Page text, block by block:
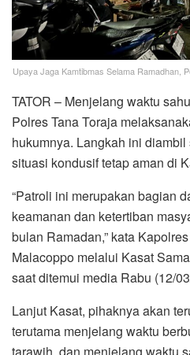
Upaya Jaga Kamtibmas Selama Ramadhan,
TATOR – Menjelang waktu
Polres Tana Toraja
hukumnya. Langkah ini
situasi kondusif tetap aman di
“Patroli ini merupakan bagian
keamanan dan ketertiban
bulan Ramadan,” kata
Malacoppo melalui Kasat
saat ditemui media Rabu (12/
Lanjut Kasat, pihaknya akan
terutama menjelang waktu
tarawih, dan menjelang waktu